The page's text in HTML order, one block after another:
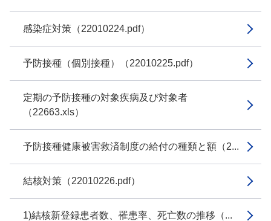
感染症対策（22010224.pdf）
予防接種（個別接種）（22010225.pdf）
定期の予防接種の対象疾病及び対象者
（22663.xls）
予防接種健康被害救済制度の給付の種類と額（2...
結核対策（22010226.pdf）
1)結核新登録患者数、罹患率、死亡数の推移（...